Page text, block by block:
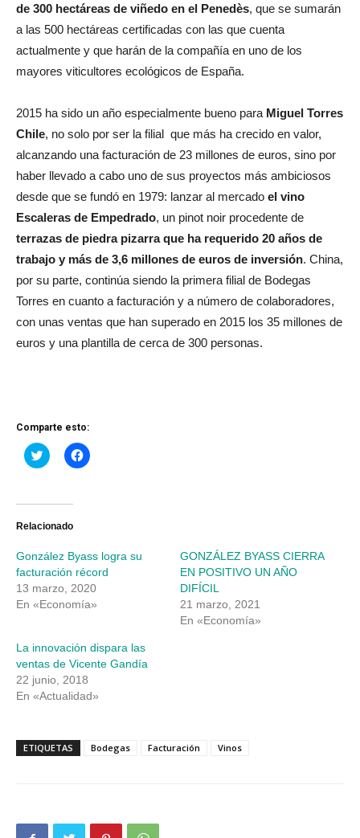
de 300 hectáreas de viñedo en el Penedès, que se sumarán
a las 500 hectáreas certificadas con las que cuenta
actualmente y que harán de la compañía en uno de los
mayores viticultores ecológicos de España.
2015 ha sido un año especialmente bueno para Miguel Torres
Chile, no solo por ser la filial que más ha crecido en valor,
alcanzando una facturación de 23 millones de euros, sino por
haber llevado a cabo uno de sus proyectos más ambiciosos
desde que se fundó en 1979: lanzar al mercado el vino
Escaleras de Empedrado, un pinot noir procedente de
terrazas de piedra pizarra que ha requerido 20 años de
trabajo y más de 3,6 millones de euros de inversión. China,
por su parte, continúa siendo la primera filial de Bodegas
Torres en cuanto a facturación y a número de colaboradores,
con unas ventas que han superado en 2015 los 35 millones de
euros y una plantilla de cerca de 300 personas.
Comparte esto:
Haz
clic
Twitter
abre
ventana
nueva)
Haz
clic
ventana
nueva)
Relacionado
González Byass logra su
facturación récord
13 marzo, 2020
En «Economía»
GONZÁLEZ BYASS CIERRA
EN POSITIVO UN AÑO
DIFÍCIL
21 marzo, 2021
En «Economía»
La innovación dispara las
ventas de Vicente Gandía
22 junio, 2018
En «Actualidad»
ETIQUETAS Bodegas Facturación Vinos